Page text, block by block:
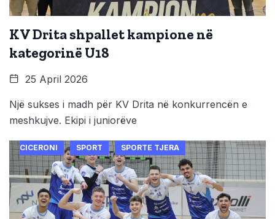
KV Drita shpallet kampione në
kategorinë U18
25 April 2026
Një sukses i madh për KV Drita në konkurrencën e
meshkujve. Ekipi i juniorëve
CICERONI SPORT SPORTE TJERA